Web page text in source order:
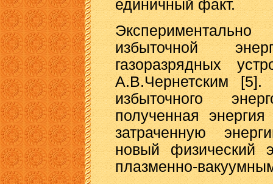
единичный факт.
избыточной
газоразрядных
А.В.Чернетским
избыточного
полученная
затраченную
новый физический
плазменно-